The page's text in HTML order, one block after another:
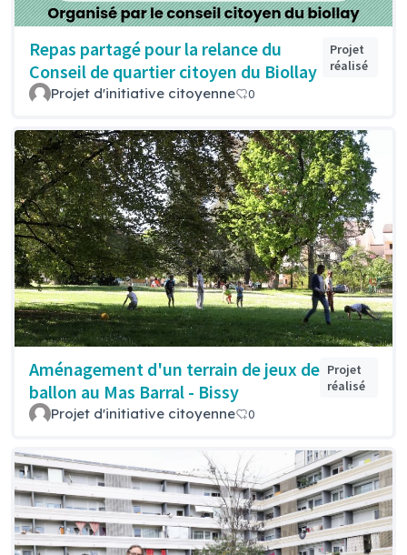
Repas partagé pour la relance du
Conseil de quartier citoyen du Biollay
Projet
réalisé
Projet d'initiative citoyenne 0
Aménagement d'un terrain de jeux de
ballon au Mas Barral - Bissy
Projet
réalisé
Projet d'initiative citoyenne 0